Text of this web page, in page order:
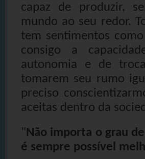
capaz de produzir,
mundo ao seu redor.
tem sentimentos
consigo a
autonomia e de
tomarem seu rumo
preciso
aceitas dentro da
" Não importa o grau
é sempre possível